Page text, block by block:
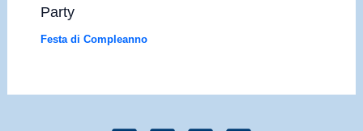
Party
Festa di Compleanno